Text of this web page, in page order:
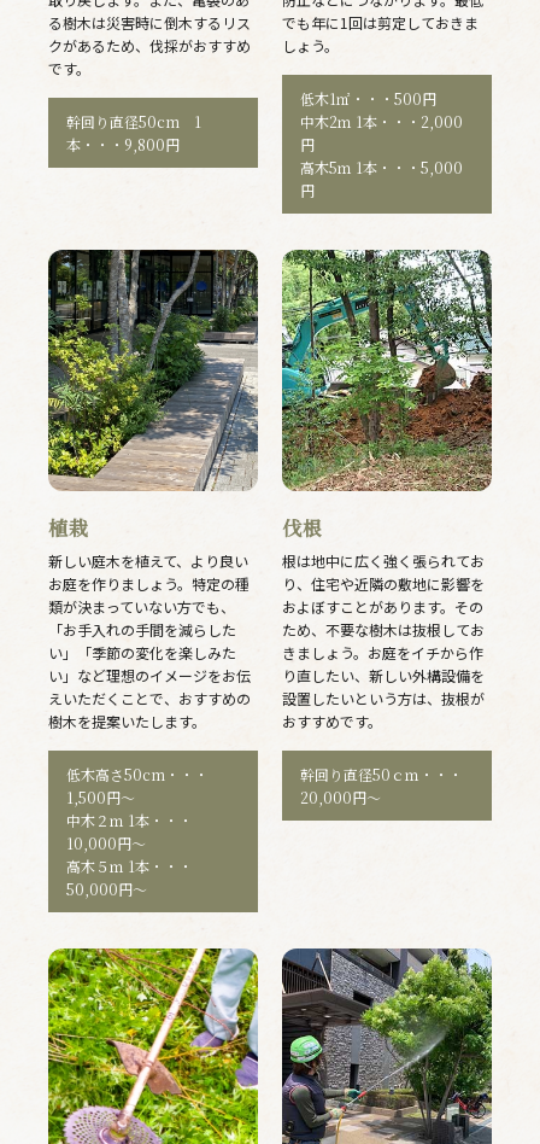
る樹木は災害時に倒木するリス
クがあるため、伐採がおすすめ
です。
幹回り直径50cm 1
本・・・9,800円
でも年に1回は剪定しておきま
しょう。
低木1㎡・・・500円
中木2ｍ 1本・・・2,000
円
高木5ｍ 1本・・・5,000
円
植栽
新しい庭木を植えて、より良い
お庭を作りましょう。特定の種
類が決まっていない方でも、
「お手入れの手間を減らした
い」「季節の変化を楽しみた
い」など理想のイメージをお伝
えいただくことで、おすすめの
樹木を提案いたします。
低木高さ50cm・・・
1,500円〜
中木２ｍ 1本・・・
10,000円〜
高木５ｍ 1本・・・
50,000円〜
伐根
根は地中に広く強く張られてお
り、住宅や近隣の敷地に影響を
およぼすことがあります。その
ため、不要な樹木は抜根してお
きましょう。お庭をイチから作
り直したい、新しい外構設備を
設置したいという方は、抜根が
おすすめです。
幹回り直径50ｃｍ・・・
20,000円〜